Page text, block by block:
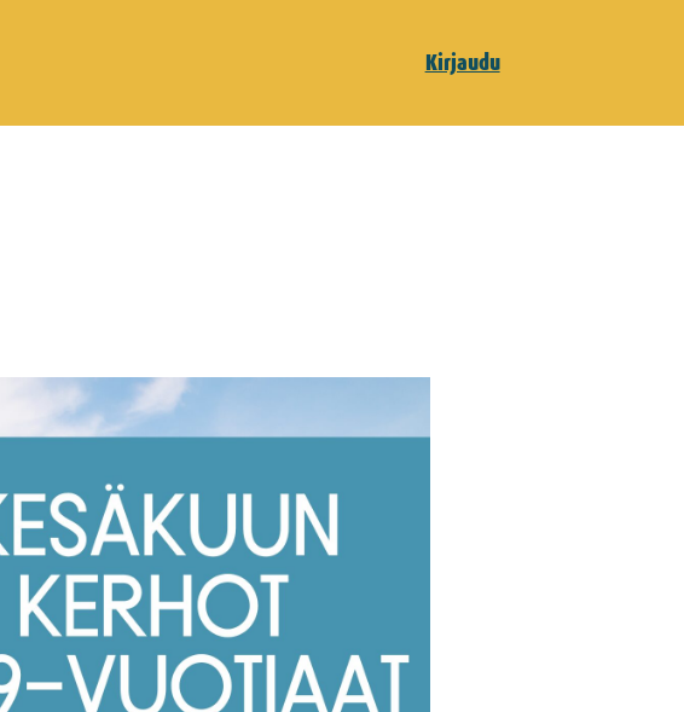
Kirjaudu